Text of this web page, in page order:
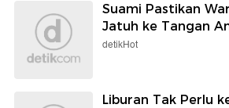
Suami Pastikan
Jatuh ke Tangan
detikHot
Liburan Tak Perlu